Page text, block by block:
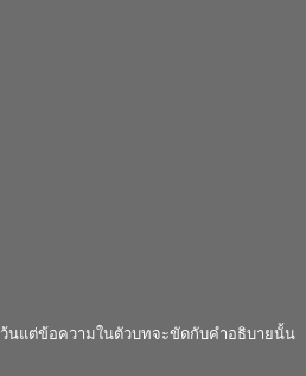
นแต่ข้อความในตัวบทจะขัดกับคำอธิบายนั้น